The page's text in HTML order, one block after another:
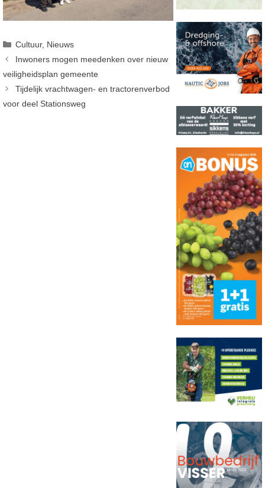
Categorieën
Cultuur, Nieuws
Inwoners mogen meedenken over nieuw
veiligheidsplan gemeente
Tijdelijk vrachtwagen- en tractorenverbod
voor deel Stationsweg